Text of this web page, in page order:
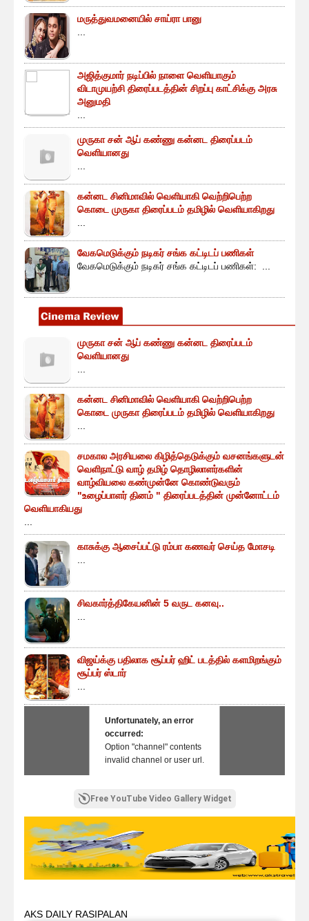
மருத்துவமனையில் சாய்ரா பானு
...
அஜித்குமார் நடிப்பில் நாளை வெளியாகும்
விடாமுயற்சி திரைப்படத்தின் சிறப்பு காட்சிக்கு அரசு
அனுமதி
...
முருகா சன் ஆப் கண்ணு கன்னட திரைப்படம்
வெளியானது
...
கன்னட சினிமாவில் வெளியாகி வெற்றிபெற்ற
கொடை முருகா திரைப்படம் தமிழில் வெளியாகிறது
...
வேகமெடுக்கும் நடிகர் சங்க கட்டிடப் பணிகள்
வேகமெடுக்கும் நடிகர் சங்க கட்டிடப் பணிகள்: ...
முருகா சன் ஆப் கண்ணு கன்னட திரைப்படம்
வெளியானது
...
கன்னட சினிமாவில் வெளியாகி வெற்றிபெற்ற
கொடை முருகா திரைப்படம் தமிழில் வெளியாகிறது
...
சமகால அரசியலை கிழித்தெடுக்கும் வசனங்களுடன்
வெளிநாட்டு வாழ் தமிழ் தொழிலாளர்களின்
வாழ்வியலை கண்முன்னே கொண்டுவரும்
"உழைப்பாளர் தினம் " திரைப்படத்தின் முன்னோட்டம்
வெளியாகியது
...
காசுக்கு ஆசைப்பட்டு ரம்பா கணவர் செய்த மோசடி
...
சிவகார்த்திகேயனின் 5 வருட கனவு..
...
விஜய்க்கு பதிலாக சூப்பர் ஹிட் படத்தில் களமிறங்கும்
சூப்பர் ஸ்டார்
...
Unfortunately, an error
occurred:
Option "channel" contents
invalid channel or user url.
Free YouTube Video Gallery Widget
AKS DAILY RASIPALAN